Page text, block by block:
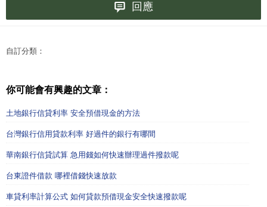
回應
自訂分類：
你可能會有興趣的文章：
土地銀行信貸利率 安全預借現金的方法
台灣銀行信用貸款利率 好過件的銀行有哪間
華南銀行信貸試算 急用錢如何快速辦理過件撥款呢
台東證件借款 哪裡借錢快速放款
車貸利率計算公式 如何貸款預借現金安全快速撥款呢